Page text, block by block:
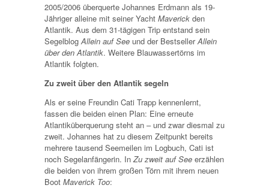
2005/2006 überquerte Johannes Erdmann als 19-
Jähriger alleine mit seiner Yacht Maverick den
Atlantik. Aus dem 31-tägigen Trip entstand sein
Segelblog Allein auf See und der BestsellerAllein
über den Atlantik. Weitere Blauwassertörns im
Atlantik folgten.
Zu zweit über den Atlantik segeln
Als er seine Freundin Cati Trapp kennenlernt,
fassen die beiden einen Plan: Eine erneute
Atlantiküberquerung steht an – und zwar diesmal zu
zweit. Johannes hat zu diesem Zeitpunkt bereits
mehrere tausend Seemeilen im Logbuch, Cati ist
noch Segelanfängerin. In Zu zweit auf See erzählen
die beiden von ihrem großen Törn mit ihrem neuen
Boot Maverick Too: